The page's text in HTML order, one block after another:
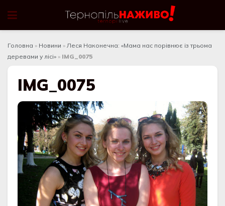
Головна » Новини » Леся Наконечна: «Мама нас порівнює із трьома
деревами у лісі» » IMG_0075
IMG_0075